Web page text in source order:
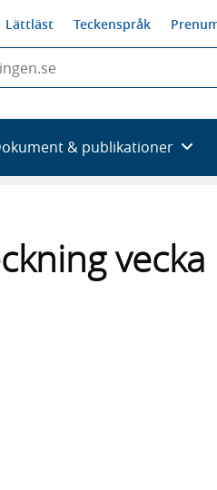
Lättläst Teckenspråk
& publikationer
vecka